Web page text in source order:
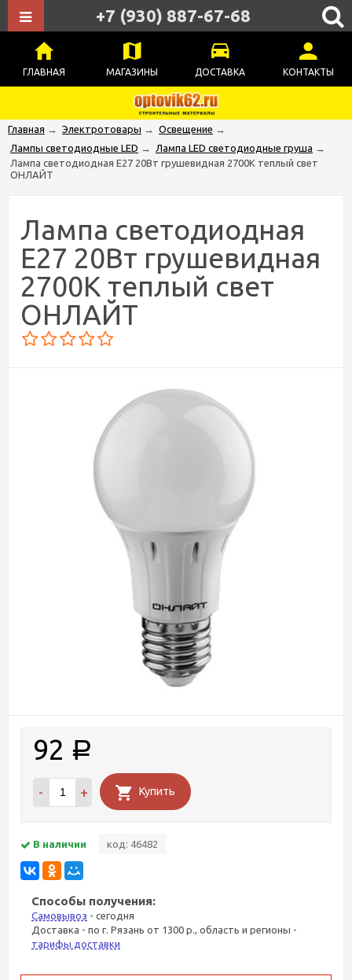
ГЛАВНАЯ МАГАЗИНЫ ДОСТАВКА КОНТАКТЫ
+7 (930) 887-67-68
Главная → Электротовары → Освещение →
Лампы светодиодные LED → Лампа LED светодиодные груша →
Лампа светодиодная Е27 20Вт грушевидная 2700К теплый свет
ОНЛАЙТ
Лампа светодиодная
Е27 20Вт грушевидная
2700К теплый свет
ОНЛАЙТ
92 Р
- + Купить
В наличии код: 46482
Способы получения:
Самовывоз - сегодня
Доставка - по г. Рязань от 1300 р., область и регионы -
тарифы доставки